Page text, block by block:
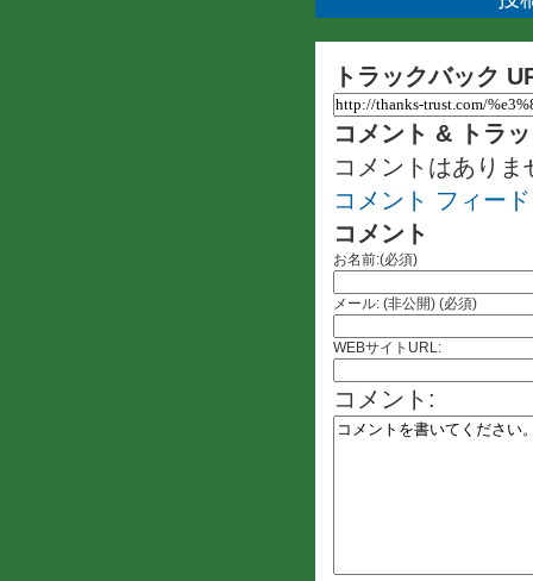
トラックバック
コメント & トラ
コメントはありま
コメント フィード
コメント
お名前:(必須)
メール: (非公開) (必須)
WEBサイトURL:
コメント: